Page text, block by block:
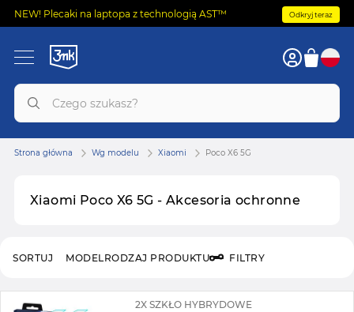
NEW! Plecaki na laptopa z technologią AST™ Odkryj teraz
Xiaomi Poco X6 5G - Akcesoria ochronne
Strona główna Wg modelu Xiaomi Poco X6 5G
MODELRODZAJ PRODUKTU FILTRY
SORTUJ
2X SZKŁO HYBRYDOWE